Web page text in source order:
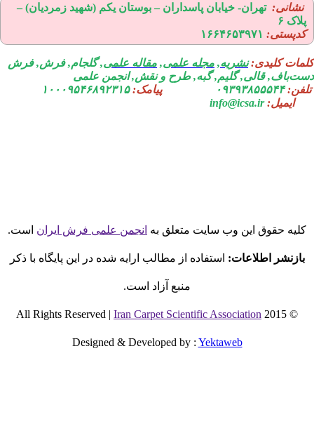
نشانی: تهران-خیابان پاسداران – بوستان یکم (شهید زمردیان) –
پلاک ۶
کدپستی:۱۶۶۴۶۵۳۹۷۱
کلیدی: نشریه,مجله علمی,مقاله علمی, گلجام, فرش, فرش
قالی, گلیم, گبه, طرح و نقش, انجمن علمی
۰۹۳۹۳۸۵۵۵۴۴ پیامک:
۱۰۰۰۹۵۴۶۸۹۲۳۱۵
ایمیل:info@icsa.ir
کلیه حقوق این وب سایت متعلق به انجمن علمی فرش ایران است.
بازنشر اطلاعات:استفاده از مطالب ارایه شده در این پایگاه با ذکر
منبع آزاد است.
© 2015 All Rights Reserved |
Iran Carpet Scientific Association
Designed & Developed by:Yektaweb